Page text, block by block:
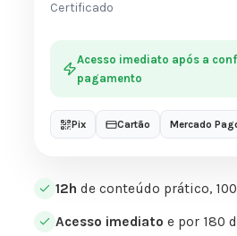
12h de conteúdo prático,
Acesso imediato e por 180
Certificado
Acesso imediato após a
pagamento
Pix Cartão Mercado